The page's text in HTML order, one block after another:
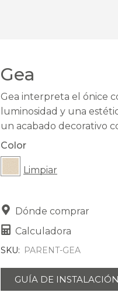
Gea
Gea interpreta el ónice
luminosidad y una
un acabado decorativo
Color
Limpiar
Dónde comprar
Calculadora
SKU: PARENT-GEA
GUÍA DE INSTALACIÓN